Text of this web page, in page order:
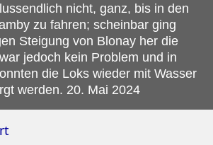
nicht, ganz, bis in den
zu fahren; scheinbar ging
Steigung von Blonay her die
jedoch kein Problem und in
die Loks wieder mit Wasser
werden. 20. Mai 2024